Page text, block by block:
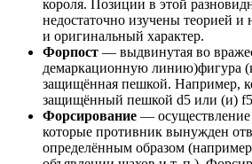
короля. Позиции в этой
недостаточно изучены теорией и
и оригинальный характер.
Форпост — выдвинутая во
демаркационную линию)фигура
защищённая пешкой. Например,
защищённый пешкой d5 или (и)
Форсирование — осуществление
которые противник вынужден
определённым образом